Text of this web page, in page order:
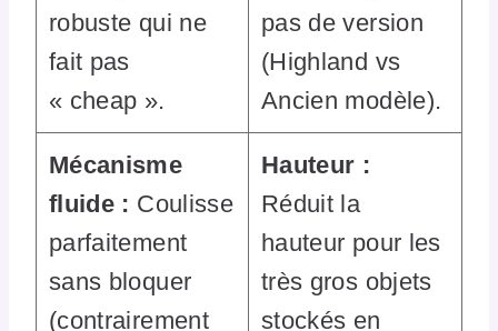
robuste qui ne
fait pas
« cheap ».
pas de version
(Highland vs
Ancien modèle).
Mécanisme
fluide : Coulisse
parfaitement
sans bloquer
(contrairement
Hauteur :
Réduit la
hauteur pour les
très gros objets
stockés en